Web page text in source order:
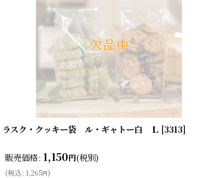
ラスク・クッキー袋 ル・ギャトー白 Ｌ [3313]
販売価格: 1,150円(税別)
(税込: 1,265円)